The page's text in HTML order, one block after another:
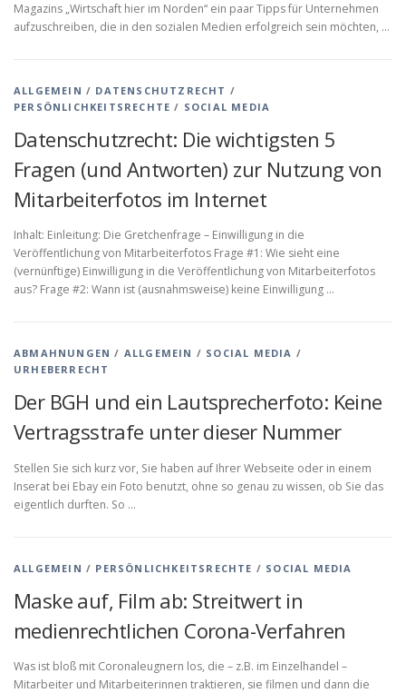
Magazins „Wirtschaft hier im Norden“ ein paar Tipps für Unternehmen
aufzuschreiben, die in den sozialen Medien erfolgreich sein möchten, …
ALLGEMEIN / DATENSCHUTZRECHT /
PERSÖNLICHKEITSRECHTE / SOCIAL MEDIA
Datenschutzrecht: Die wichtigsten 5
Fragen (und Antworten) zur Nutzung von
Mitarbeiterfotos im Internet
Inhalt: Einleitung: Die Gretchenfrage – Einwilligung in die
Veröffentlichung von Mitarbeiterfotos Frage #1: Wie sieht eine
(vernünftige) Einwilligung in die Veröffentlichung von Mitarbeiterfotos
aus? Frage #2: Wann ist (ausnahmsweise) keine Einwilligung …
ABMAHNUNGEN / ALLGEMEIN / SOCIAL MEDIA /
URHEBERRECHT
Der BGH und ein Lautsprecherfoto: Keine
Vertragsstrafe unter dieser Nummer
Stellen Sie sich kurz vor, Sie haben auf Ihrer Webseite oder in einem
Inserat bei Ebay ein Foto benutzt, ohne so genau zu wissen, ob Sie das
eigentlich durften. So …
ALLGEMEIN / PERSÖNLICHKEITSRECHTE / SOCIAL MEDIA
Maske auf, Film ab: Streitwert in
medienrechtlichen Corona-Verfahren
Was ist bloß mit Coronaleugnern los, die – z.B. im Einzelhandel –
Mitarbeiter und Mitarbeiterinnen traktieren, sie filmen und dann die